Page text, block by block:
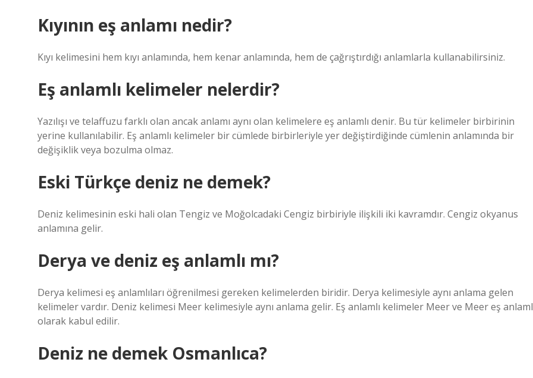
Kıyının eş anlamı nedir?
Kıyı kelimesini hem kıyı anlamında, hem kenar anlamında, hem de çağrıştırdığı anlamlarla kullanabilirsiniz.
Eş anlamlı kelimeler nelerdir?
Yazılışı ve telaffuzu farklı olan ancak anlamı aynı olan kelimelere eş anlamlı denir. Bu tür kelimeler birbirinin
yerine kullanılabilir. Eş anlamlı kelimeler bir cümlede birbirleriyle yer değiştirdiğinde cümlenin anlamında bir
değişiklik veya bozulma olmaz.
Eski Türkçe deniz ne demek?
Deniz kelimesinin eski hali olan Tengiz ve Moğolcadaki Cengiz birbiriyle ilişkili iki kavramdır. Cengiz okyanus
anlamına gelir.
Derya ve deniz eş anlamlı mı?
Derya kelimesi eş anlamlıları öğrenilmesi gereken kelimelerden biridir. Derya kelimesiyle aynı anlama gelen
kelimeler vardır. Deniz kelimesi Meer kelimesiyle aynı anlama gelir. Eş anlamlı kelimeler Meer ve Meer eş
olarak kabul edilir.
Deniz ne demek Osmanlıca?